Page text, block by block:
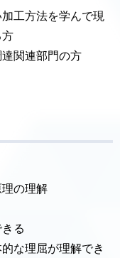
工方法を学んで現
方
関連部門の方
理の理解
る
な理屈が理解でき